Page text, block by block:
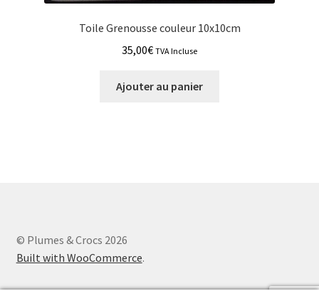
Toile Grenousse couleur 10x10cm
35,00€ TVA Incluse
Ajouter au panier
© Plumes & Crocs 2026
Built with WooCommerce.